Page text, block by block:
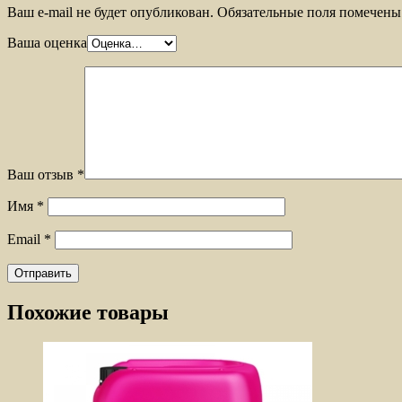
Ваш e-mail не будет опубликован. Обязательные поля
Ваша оценка
Ваш отзыв *
Имя *
Email *
Похожие товары